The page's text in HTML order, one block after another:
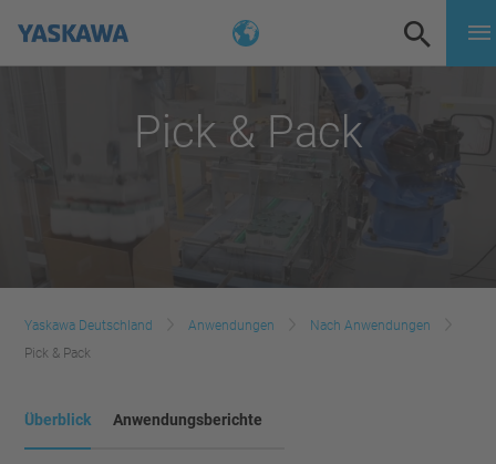
Pick & Pack
Yaskawa Deutschland Anwendungen
Nach Anwendungen
Pick & Pack
Überblick Anwendungsberichte